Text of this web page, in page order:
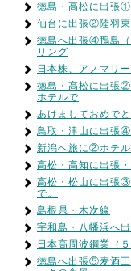
徳島・高松に出張
仙台に出張②陸羽東
徳島へ出張④鴨島（
リング
日本株、アノマリ
徳島・高松に出張
ホテルで
あけましておめで
鳥取・津山に出張
新潟へ旅に②ホテ
高松・高知に出張
高松・松山に出張
で。
島根県・木次線
宇和島・八幡浜へ
日本高周波鋼業（
徳島へ出張⑤麦酒